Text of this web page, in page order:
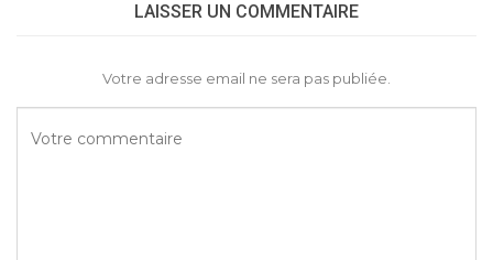
LAISSER UN COMMENTAIRE
Votre adresse email ne sera pas publiée.